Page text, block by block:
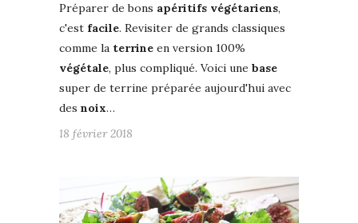
Préparer de bons apéritifs végétariens,
c'est facile. Revisiter de grands classiques
comme la terrine en version 100%
végétale, plus compliqué. Voici une base
super de terrine préparée aujourd'hui avec
des noix…
18 février 2018